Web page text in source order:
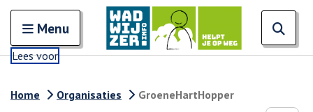
Open en sluit het
Menu
Lees voor
Home Organisaties GroeneHartHopper